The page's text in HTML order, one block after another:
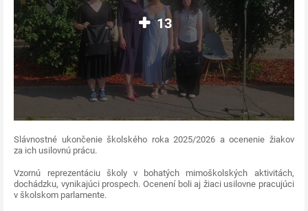
13
Slávnostné ukončenie školského roka 2025/2026 a ocenenie žiakov
za ich usilovnú prácu.
Vzornú reprezentáciu školy v bohatých mimoškolských aktivitách,
dochádzku, vynikajúci prospech. Ocenení boli aj žiaci usilovne pracujúci
v školskom parlamente.